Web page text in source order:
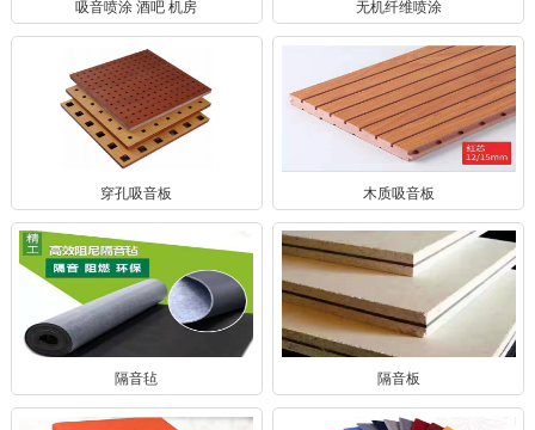
吸音喷涂 酒吧 机房 无机纤维喷涂
穿孔吸音板 木质吸音板
隔音毡 隔音板